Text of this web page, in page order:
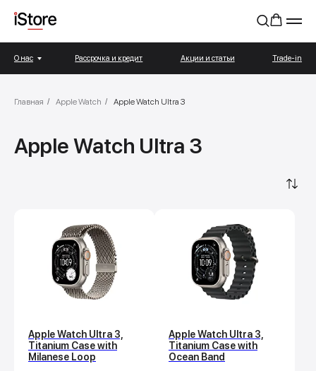
О нас Рассрочка и кредит Акции и статьи Trade-in
Главная / Apple Watch / Apple Watch Ultra 3
Apple Watch Ultra 3
Apple Watch Ultra 3,
Titanium Case with
Milanese Loop
Apple Watch Ultra 3,
Titanium Case with
Ocean Band